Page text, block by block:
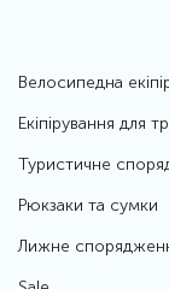
Велосипедна
Екіпірування для
Туристичне
Рюкзаки та сумки
Лижне